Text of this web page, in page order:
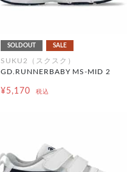
SOLDOUT SALE
SUKU2（スクスク）
GD.RUNNERBABY MS-MID 2
¥5,170 税込